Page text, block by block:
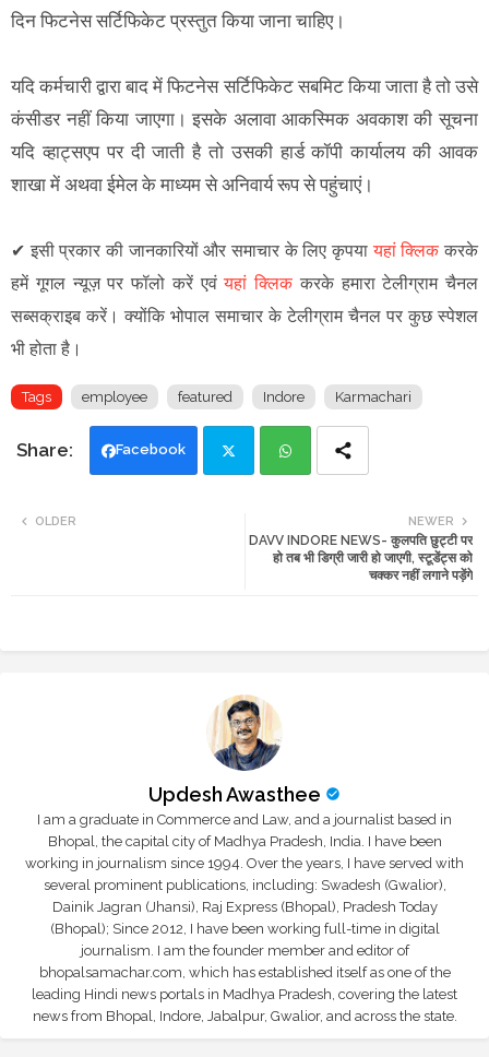
दिन फिटनेस सर्टिफिकेट प्रस्तुत किया जाना चाहिए।
यदि कर्मचारी द्वारा बाद में फिटनेस सर्टिफिकेट सबमिट किया जाता है तो उसे
कंसीडर नहीं किया जाएगा। इसके अलावा आकस्मिक अवकाश की सूचना
यदि व्हाट्सएप पर दी जाती है तो उसकी हार्ड कॉपी कार्यालय की आवक
शाखा में अथवा ईमेल के माध्यम से अनिवार्य रूप से पहुंचाएं।
✔ इसी प्रकार की जानकारियों और समाचार के लिए कृपयायहां क्लिक करके
हमें गूगल न्यूज़ पर फॉलो करें एवंयहां क्लिक करके हमारा टेलीग्राम चैनल
सब्सक्राइब करें। क्योंकि भोपाल समाचार के टेलीग्राम चैनल पर कुछ स्पेशल
भी होता है।
Tags employee featured Indore Karmachari
Facebook
ats
NEWER
DAVV INDORE NEWS- कुलपति छुट्टी पर
हो तब भी डिग्री जारी हो जाएगी, स्टूडेंट्स को
चक्कर नहीं लगाने पड़ेंगे
OLDER
Updesh Awasthee
I am a graduate in Commerce and Law, and a journalist based in
Bhopal, the capital city of Madhya Pradesh, India. I have been
working in journalism since 1994. Over the years, I have served with
several prominent publications, including: Swadesh (Gwalior),
Dainik Jagran (Jhansi), Raj Express (Bhopal), Pradesh Today
(Bhopal); Since 2012, I have been working full-time in digital
journalism. I am the founder member and editor of
bhopalsamachar.com, which has established itself as one of the
leading Hindi news portals in Madhya Pradesh, covering the latest
news from Bhopal, Indore, Jabalpur, Gwalior, and across the state.